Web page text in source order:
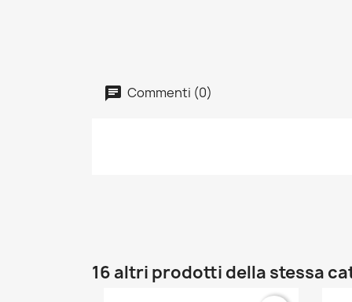
Commenti (0)
16 altri prodotti della stessa